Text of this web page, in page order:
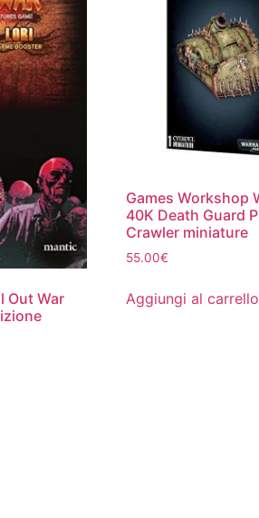
Out War
Games Workshop
40K Death Guard
Crawler miniature
55.00€
Aggiungi al carrello